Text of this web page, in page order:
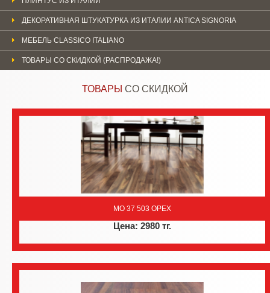
ДЕКОРАТИВНАЯ ШТУКАТУРКА ИЗ ИТАЛИИ ANTICA SIGNORIA
МЕБЕЛЬ CLASSICO ITALIANO
ТОВАРЫ СО СКИДКОЙ (РАСПРОДАЖА!)
ТОВАРЫ СО СКИДКОЙ
MO 37 503 ОРЕХ
Цена: 2980 тг.